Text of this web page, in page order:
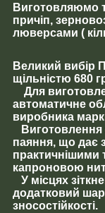
Виготовляюмо
причіп,
люверсами (
Великий вибір
щільністю 680
Для
автоматичне
виробника
Виготовлення
паяння, що дає
практичнішими
капроновою
У місцях
додатковий
зносостійкості.